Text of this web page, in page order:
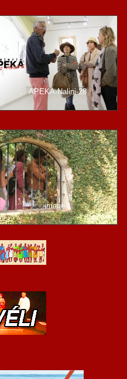
APEKA-Nalini-28
image-1